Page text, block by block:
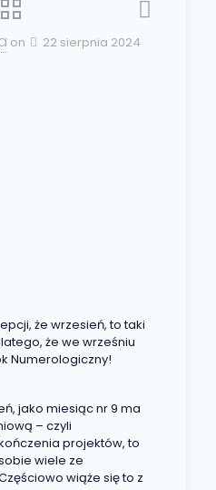
on 22 sierpnia 2024
że wrzesień, to taki
że we wrześniu
Numerologiczny!
jako miesiąc nr 9 ma
– czyli
projektów, to
wiele ze
wiąże się to z